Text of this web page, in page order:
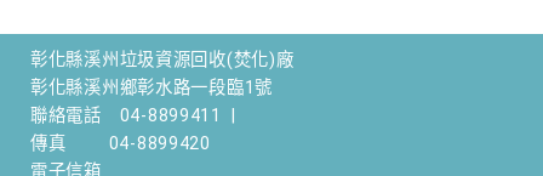
彰化縣溪州垃圾資源回收(焚化)廠
彰化縣溪州鄉彰水路一段臨1號
聯絡電話
04-8899411
傳真
04-8899420
電子信箱